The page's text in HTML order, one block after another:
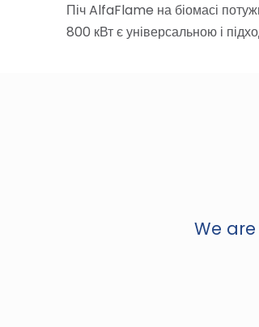
Піч AlfaFlame на біомасі
800 кВт є універсальною і
We